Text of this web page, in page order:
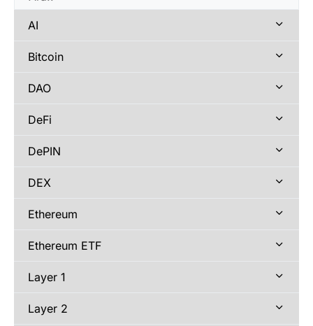
AI
Bitcoin
DAO
DeFi
DePIN
DEX
Ethereum
Ethereum ETF
Layer 1
Layer 2